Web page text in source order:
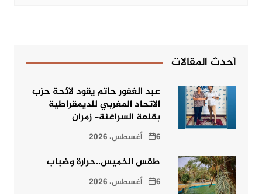
أحدث المقالات
عبد الغفور حاتم يقود لائحة حزب
الاتحاد المغربي للديمقراطية
بقلعة السراغنة- زمران
6 أغسطس، 2026
طقس الخميس..حرارة وضباب
6 أغسطس، 2026